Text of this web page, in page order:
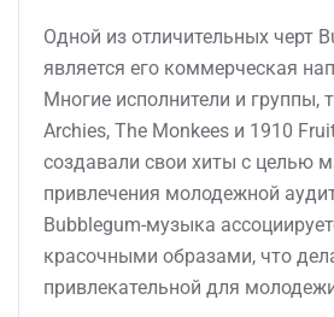
Одной из отличительных черт
является его коммерческая
Многие исполнители и группы,
Archies, The Monkees и 1910
создавали свои хиты с целью
привлечения молодежной
Bubblegum-музыка
красочными образами, что
привлекательной для